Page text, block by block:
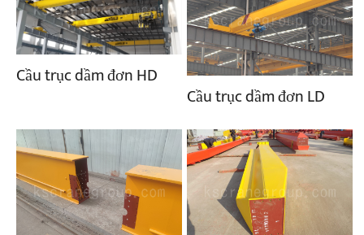
Cầu trục dầm đơn HD
Cầu trục dầm đơn LD